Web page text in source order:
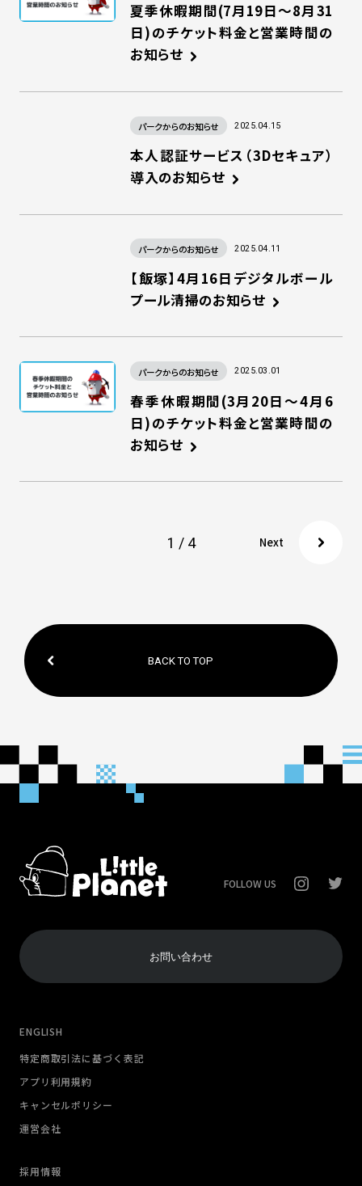
夏季休暇期間(7月19日～8月31
日)のチケット料金と営業時間の
お知らせ
パークからのお知らせ 2025.04.15
本人認証サービス（3Dセキュア）
導入のお知らせ
パークからのお知らせ 2025.04.11
【飯塚】4月16日デジタルボール
プール清掃のお知らせ
パークからのお知らせ 2025.03.01
春季休暇期間(3月20日～4月6
日)のチケット料金と営業時間の
お知らせ
1 / 4 Next
BACK TO TOP
FOLLOW US
お問い合わせ
ENGLISH
特定商取引法に基づく表記
アプリ利用規約
キャンセルポリシー
運営会社
採用情報